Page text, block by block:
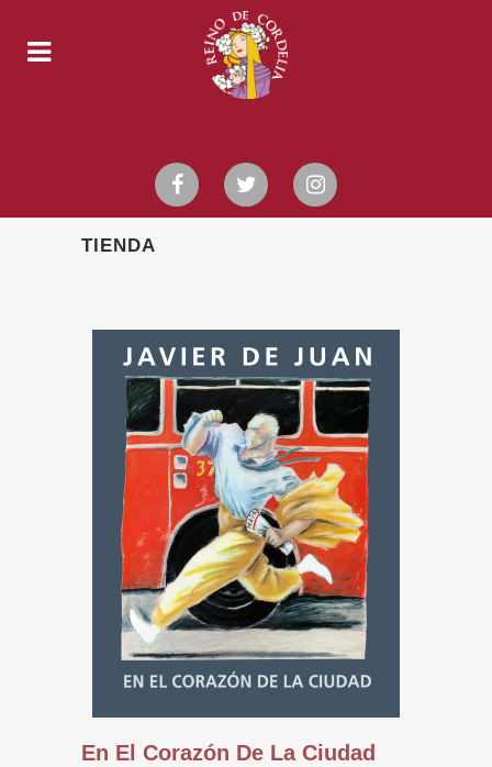
TIENDA
En El Corazón De La Ciudad